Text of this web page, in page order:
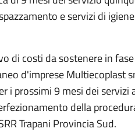
e servizi di
di costi da sostenere in
d'imprese Multiecoplast
i prossimi 9 mesi dei
della
Trapani Provincia Sud.